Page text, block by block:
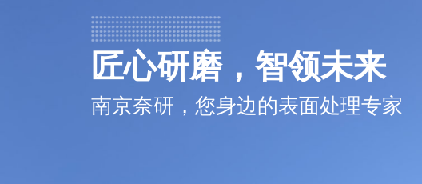
匠心研磨，智领未来
南京奈研，您身边的表面处理专家